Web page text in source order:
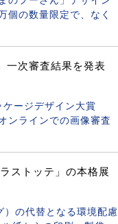
個の数量限定で、なく
一次審査結果を発表
ージデザイン大賞
ンラインでの画像審査
ストッテ」の本格展
の代替となる環境配慮